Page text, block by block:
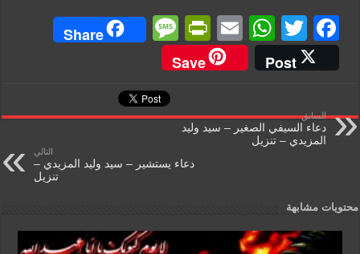
F
a
c
e
b
o
k
T
wi
tt
W
h
at
A
E
m
ail
Pr
in
tF
ri
e
n
M
a
e
Share
Post
Save
السابق
دعاء السيفي الصغير – سيد وليد
المزيدي – تنزيل
التالي
دعاء يستشير – سيد وليد المزيدي –
تنزيل
محتويات مشابهة